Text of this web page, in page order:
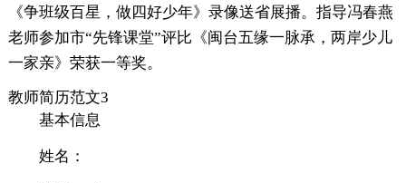
《争班级百星，做四好少年》录像送省展播。指导冯春燕
老师参加市“先锋课堂”评比《闽台五缘一脉承，两岸少儿
一家亲》荣获一等奖。
教师简历范文3
基本信息
姓名：